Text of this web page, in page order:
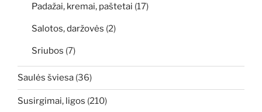
Padažai, kremai, paštetai (17)
Salotos, daržovės (2)
Sriubos (7)
Saulės šviesa (36)
Susirgimai, ligos (210)